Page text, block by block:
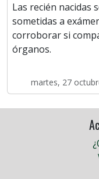
Las recién nacidas
sometidas a
corroborar si
órganos.
martes, 27